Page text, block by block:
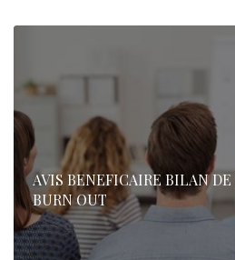
AVIS BENEFICAIRE BILAN
BURN OUT